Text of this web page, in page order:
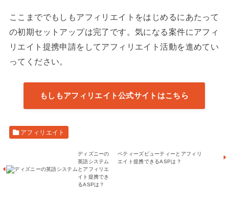
ここまででもしもアフィリエイトをはじめるにあたって
の初期セットアップは完了です。気になる案件にアフィ
リエイト提携申請をしてアフィリエイト活動を進めてい
ってください。
もしもアフィリエイト公式サイトはこちら
アフィリエイト
ディズニーの
英語システム
とアフィリエ
イト提携でき
るASPは？
ベティーズビューティーとアフィリ
エイト提携できるASPは？